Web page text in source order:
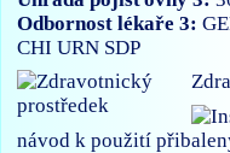
Odbornost lékaře 3:
CHIURN SDP
návod k použití